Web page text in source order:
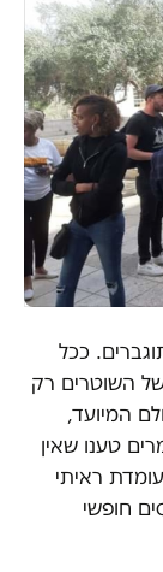
ככל
השוטרים רק
המיועד,
טענו שאין
ראיתי
חופשי